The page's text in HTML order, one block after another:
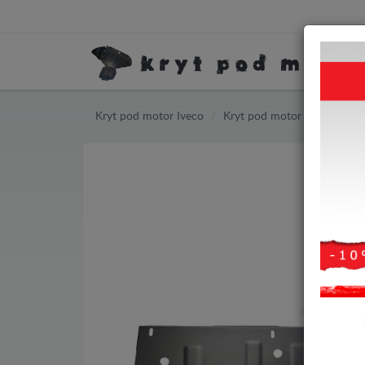
Kryt pod motor Iveco Kryt pod motor Iveco